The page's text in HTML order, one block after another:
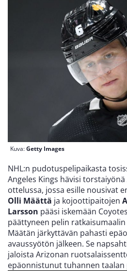
Kuva:Getty Images
NHL:n pudotuspelipaikasta
Angeles Kings hävisi
ottelussa, jossa esille nousivat
Olli Määttä ja kojoottipaitojen
Larsson pääsi iskemään
päättyneen pelin ratkaisumaalin
Määtän järkyttävän pahasti
avaussyötön jälkeen. Se
jaloista Arizonan
epäonnistunut tuhannen taalan